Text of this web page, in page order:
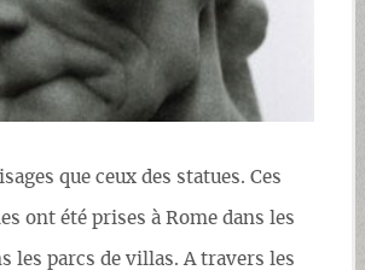
que ceux des statues. Ces
ont été prises à Rome dans les
les parcs de villas. A travers les